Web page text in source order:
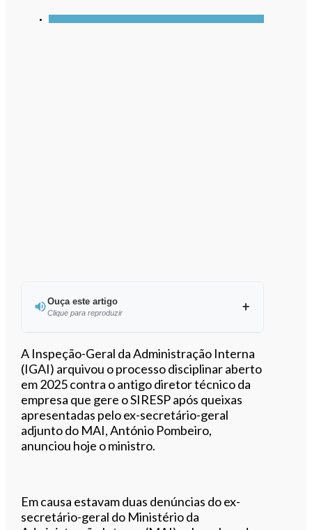
Ouça este artigo
Clique para reproduzir
Ouvir este artigo
A Inspeção-Geral da Administração Interna
(IGAI) arquivou o processo disciplinar aberto
em 2025 contra o antigo diretor técnico da
empresa que gere o SIRESP após queixas
apresentadas pelo ex-secretário-geral
adjunto do MAI, António Pombeiro,
anunciou hoje o ministro.
Em causa estavam duas denúncias do ex-
secretário-geral do Ministério da